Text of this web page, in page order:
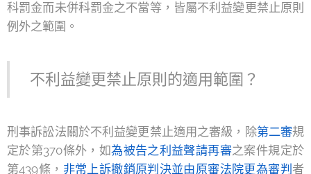
科罰金而未併科罰金之不當等，皆屬不利益變更禁止原則
例外之範圍。
不利益變更禁止原則的適用範圍？
刑事訴訟法關於不利益變更禁止適用之審級，除第二審規
定於第370條外，如為被告之利益聲請再審之案件規定於
第439條， 非常上訴撤銷原判決並由原審法院更為審判 者